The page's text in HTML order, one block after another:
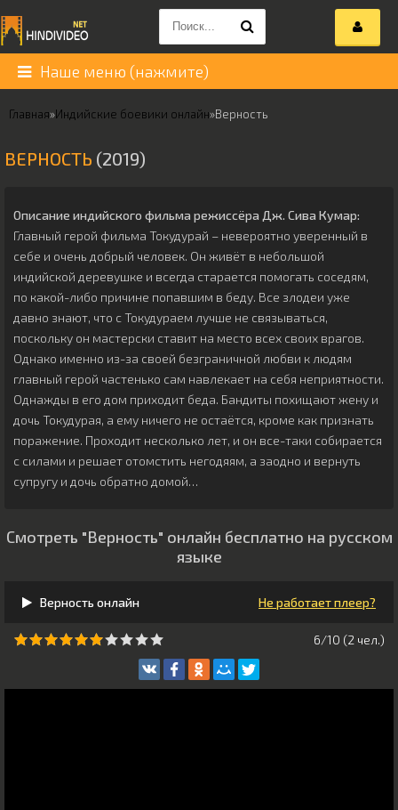
Наше меню (нажмите)
Главная»Индийские боевики онлайн»Верность
ВЕРНОСТЬ (2019)
Описание индийского фильма режиссёра Дж. Сива Кумар:
Главный герой фильма Токудурай – невероятно уверенный в
себе и очень добрый человек. Он живёт в небольшой
индийской деревушке и всегда старается помогать соседям,
по какой-либо причине попавшим в беду. Все злодеи уже
давно знают, что с Токудураем лучше не связываться,
поскольку он мастерски ставит на место всех своих врагов.
Однако именно из-за своей безграничной любви к людям
главный герой частенько сам навлекает на себя неприятности.
Однажды в его дом приходит беда. Бандиты похищают жену и
дочь Токудурая, а ему ничего не остаётся, кроме как признать
поражение. Проходит несколько лет, и он все-таки собирается
с силами и решает отомстить негодяям, а заодно и вернуть
супругу и дочь обратно домой…
Смотреть "Верность" онлайн бесплатно на русском
языке
Верность онлайн Не работает плеер?
6/10 (2 чeл.)